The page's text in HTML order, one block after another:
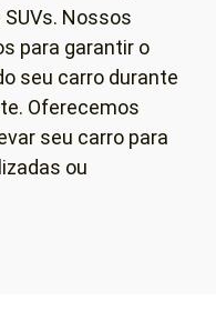
Nossos
para garantir o
seu carro durante
Oferecemos
seu carro para
ou